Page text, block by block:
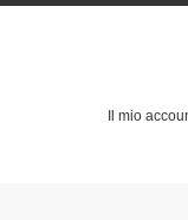
Il mio